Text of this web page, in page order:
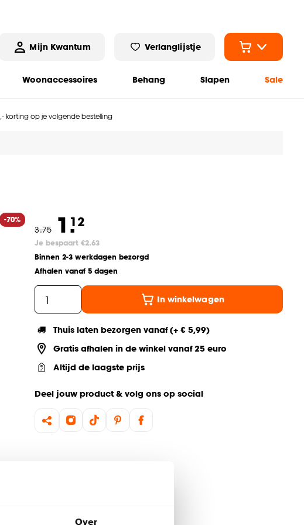
Over
Mijn Kwantum Verlanglijstje
Woonaccessoires Behang Slapen Sale
korting op je volgende bestelling
-70%
3.75 1.12
Je bespaart €2.63
Binnen 2-3 werkdagen bezorgd
Afhalen vanaf 5 dagen
In winkelwagen
Thuis laten bezorgen vanaf (+ € 5,99)
Gratis afhalen in de winkel vanaf 25 euro
Altijd de laagste prijs
Deel jouw product & volg ons op social